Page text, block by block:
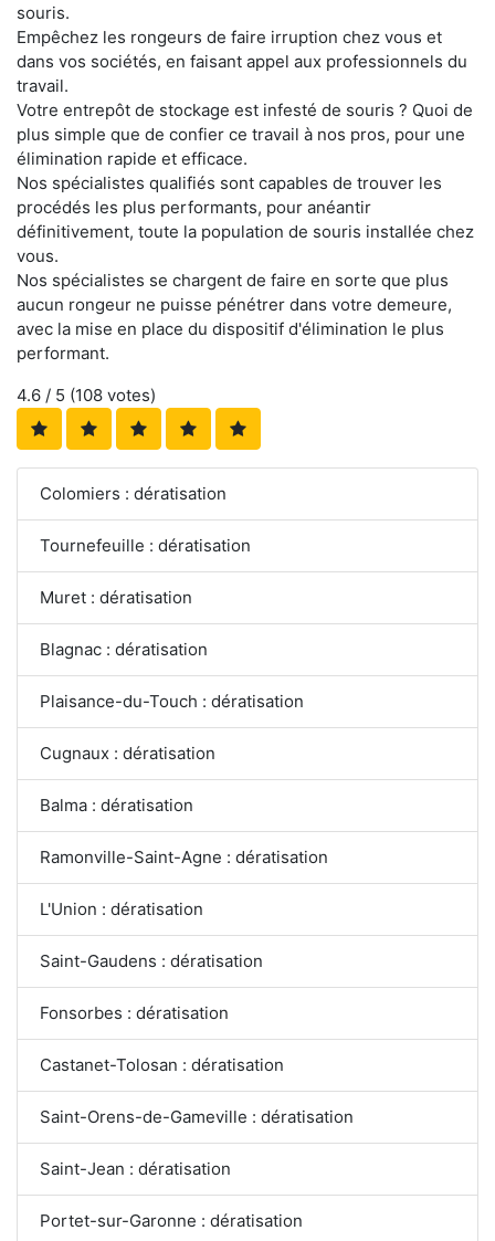
souris.
Empêchez les rongeurs de faire irruption chez vous et
dans vos sociétés, en faisant appel aux professionnels du
travail.
Votre entrepôt de stockage est infesté de souris ? Quoi de
plus simple que de confier ce travail à nos pros, pour une
élimination rapide et efficace.
Nos spécialistes qualifiés sont capables de trouver les
procédés les plus performants, pour anéantir
définitivement, toute la population de souris installée chez
vous.
Nos spécialistes se chargent de faire en sorte que plus
aucun rongeur ne puisse pénétrer dans votre demeure,
avec la mise en place du dispositif d'élimination le plus
performant.
4.6 / 5 (108 votes)
Colomiers : dératisation
Tournefeuille : dératisation
Muret : dératisation
Blagnac : dératisation
Plaisance-du-Touch : dératisation
Cugnaux : dératisation
Balma : dératisation
Ramonville-Saint-Agne : dératisation
L'Union : dératisation
Saint-Gaudens : dératisation
Fonsorbes : dératisation
Castanet-Tolosan : dératisation
Saint-Orens-de-Gameville : dératisation
Saint-Jean : dératisation
Portet-sur-Garonne : dératisation